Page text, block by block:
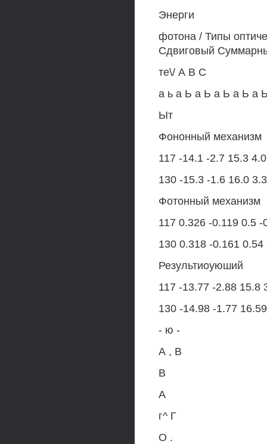
Энерги
фотона / Типы
Сдвиговый
те\/ А В С
а ь а Ь а Ь а Ь а Ь а
Ыт
Фононный механизм
117 -14.1 -2.7 15.3
130 -15.3 -1.6 16.0
Фотонный механизм
117 0.326 -0.119 0.5
130 0.318 -0.161
Результиоуюший
117 -13.77 -2.88 15.8
130 -14.98 -1.77
- ю -
А , В
В
А
г^ Г
О .